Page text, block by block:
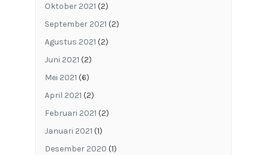
Oktober 2021 (2)
September 2021 (2)
Agustus 2021 (2)
Juni 2021 (2)
Mei 2021 (6)
April 2021 (2)
Februari 2021 (2)
Januari 2021 (1)
Desember 2020 (1)